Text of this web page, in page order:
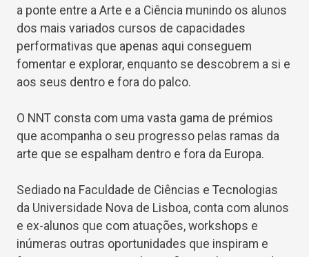
a ponte entre a Arte e a Ciência munindo os alunos
dos mais variados cursos de capacidades
performativas que apenas aqui conseguem
fomentar e explorar, enquanto se descobrem a si e
aos seus dentro e fora do palco.
O NNT consta com uma vasta gama de prémios
que acompanha o seu progresso pelas ramas da
arte que se espalham dentro e fora da Europa.
Sediado na Faculdade de Ciências e Tecnologias
da Universidade Nova de Lisboa, conta com alunos
e ex-alunos que com atuações, workshops e
inúmeras outras oportunidades que inspiram e